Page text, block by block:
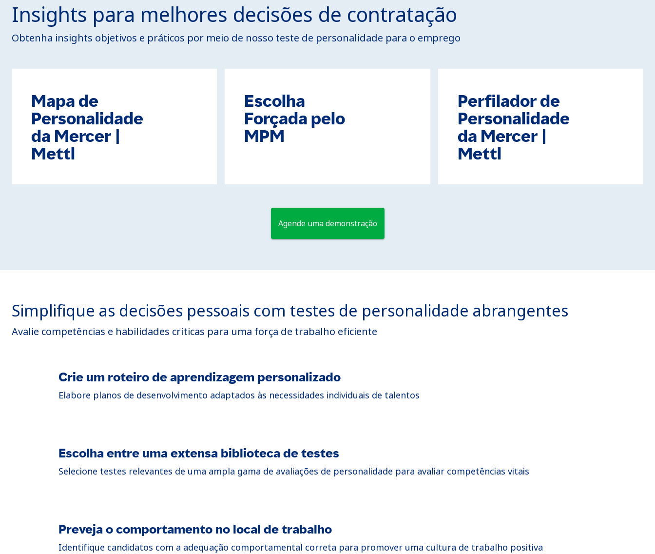
Insights para melhores decisões de contratação
Obtenha insights objetivos e práticos por meio de nosso teste de personalidade para o emprego
Mapa de
Personalidade
da Mercer |
Mettl
Escolha
Forçada pelo
MPM
Perfilador de
Personalidade
da Mercer |
Mettl
Agende uma demonstração
Simplifique as decisões pessoais com testes de personalidade abrangentes
Avalie competências e habilidades críticas para uma força de trabalho eficiente
Crie um roteiro de aprendizagem personalizado
Elabore planos de desenvolvimento adaptados às necessidades individuais de talentos
Escolha entre uma extensa biblioteca de testes
Selecione testes relevantes de uma ampla gama de avaliações de personalidade para avaliar competências vitais
Preveja o comportamento no local de trabalho
Identifique candidatos com a adequação comportamental correta para promover uma cultura de trabalho positiva